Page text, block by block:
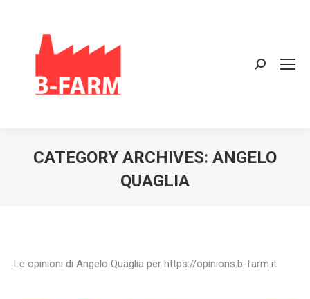
Search:
CATEGORY ARCHIVES: ANGELO
QUAGLIA
Le opinioni di Angelo Quaglia per https://opinions.b-farm.it